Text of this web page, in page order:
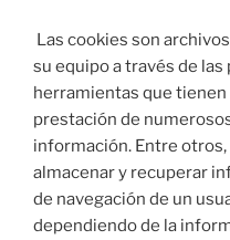
Las cookies son
su equipo a través de las
herramientas que tienen
prestación de
información. Entre
almacenar y recuperar
de navegación de un
dependiendo de la